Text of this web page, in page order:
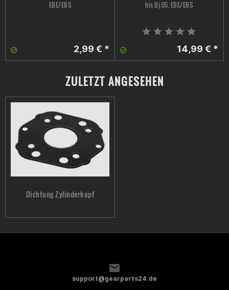
EBE/EBS
2,99 € *
bis Bj.05, EBE/EBS
14,99 € *
ZULETZT ANGESEHEN
Dichtung Zylinderkopf
support@gearparts24.de